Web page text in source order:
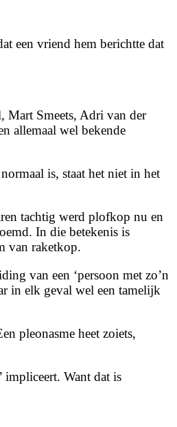
een vriend hem berichtte dat
Mart Smeets, Adri van der
allemaal wel bekende
is, staat het niet in het
tachtig werd plofkop nu en
In die betekenis is
van raketkop.
van een ‘persoon met zo’n
in elk geval wel een tamelijk
pleonasme heet zoiets,
impliceert. Want dat is